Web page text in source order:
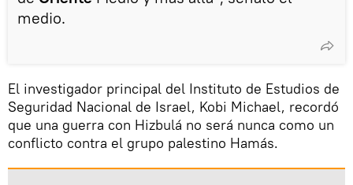
medio.
El investigador principal del Instituto de Estudios de
Seguridad Nacional de Israel, Kobi Michael, recordó
que una guerra con Hizbulá no será nunca como un
conflicto contra el grupo palestino Hamás.